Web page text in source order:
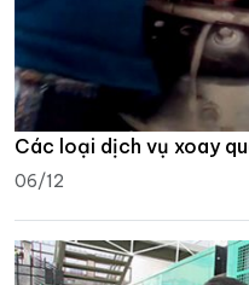
Các loại dịch vụ xoay
06/12